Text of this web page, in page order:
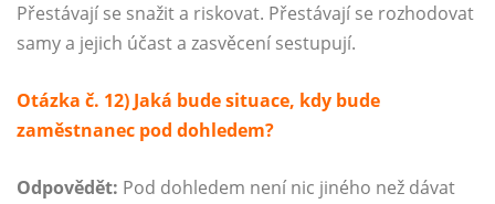
Přestávají se snažit a riskovat. Přestávají se rozhodovat
samy a jejich účast a zasvěcení sestupují.
Otázka č. 12) Jaká bude situace, kdy bude
zaměstnanec pod dohledem?
Odpovědět: Pod dohledem není nic jiného než dávat